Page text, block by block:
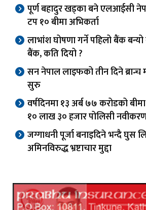
पूर्ण बहादुर खड्का बने एलआईसी
टप १० बीमा अभिकर्ता
लाभांश घोषणा गर्ने पहिलो बैंक
बैंक, कति दियो ?
सन नेपाल लाइफको तीन दिने ब्रान्च
सुरु
वर्षदिनमा १३ अर्ब ७७ करोडको
१० लाख ३० हजार पोलिसी
जग्गाधनी पूर्जा बनाइदिने भन्दै घुस
अमिनविरुद्ध भ्रष्टाचार मुद्दा